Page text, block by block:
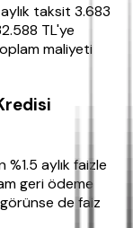
taksit 3.683
TL'ye
maliyeti
aylık faizle
geri ödeme
de faiz